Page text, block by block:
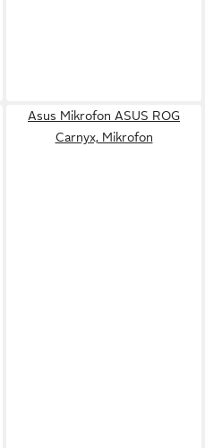
Asus Mikrofon ASUS ROG
Carnyx, Mikrofon